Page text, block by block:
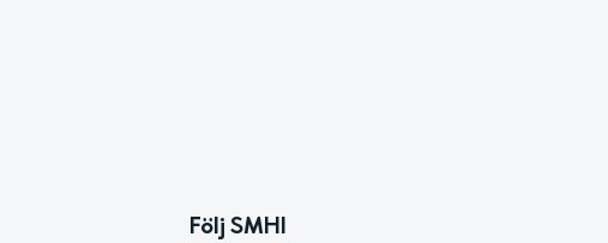
Följ SMHI